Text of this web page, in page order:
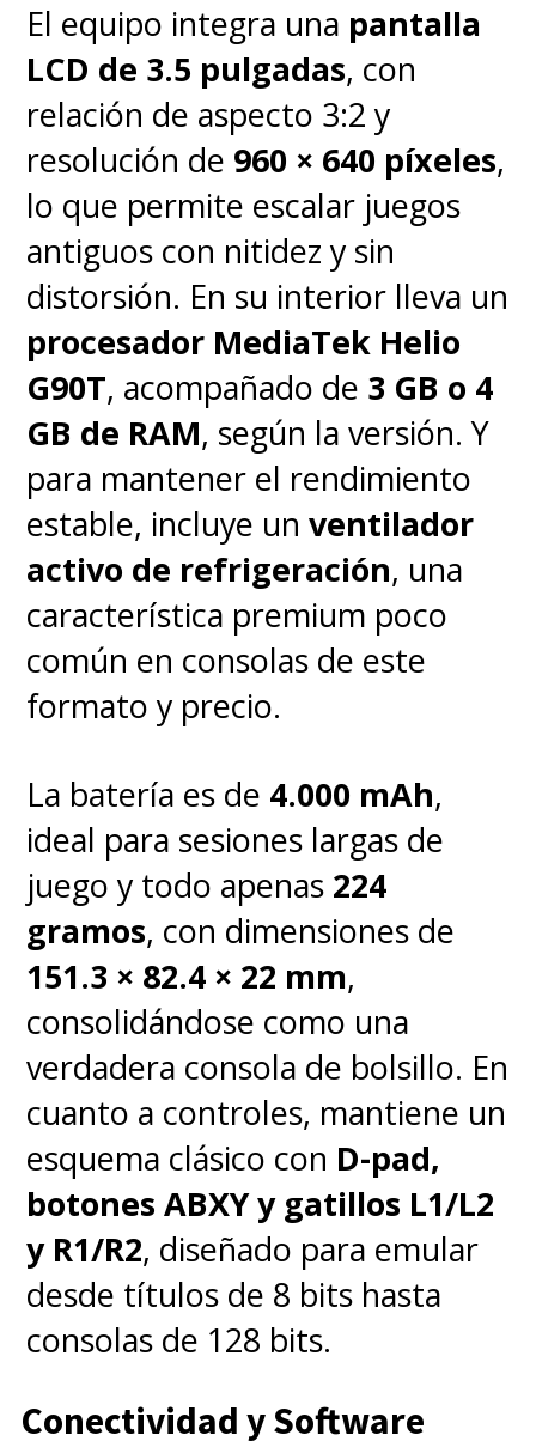
simplifica las reglas para la
jugabilidad en las partidas
Se encuentra disponible para
iOS y Android, siendo un
título gratuito con
microtransacciones
El equipo integra una pantalla
LCD de 3.5 pulgadas, con
relación de aspecto 3:2 y
resolución de 960 × 640 píxeles,
lo que permite escalar juegos
antiguos con nitidez y sin
distorsión. En su interior lleva un
procesador MediaTek Helio
G90T, acompañado de 3 GB o 4
GB de RAM, según la versión. Y
para mantener el rendimiento
estable, incluye unventilador
activo de refrigeración, una
característica premium poco
común en consolas de este
formato y precio.
La batería es de 4.000 mAh,
ideal para sesiones largas de
juego y todo apenas 224
gramos, con dimensiones de
151.3 × 82.4 × 22 mm,
consolidándose como una
verdadera consola de bolsillo. En
cuanto a controles, mantiene un
esquema clásico con D-pad,
botones ABXY y gatillos L1/L2
y R1/R2, diseñado para emular
desde títulos de 8 bits hasta
consolas de 128 bits.
Conectividad y Software